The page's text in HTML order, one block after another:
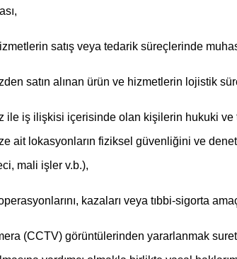
satış veya tedarik süreçlerinde
satın alınan ürün ve hizmetlerin lojistik
ile iş ilişkisi içerisinde olan kişilerin hukuki
ait lokasyonların fiziksel güvenliğini ve
mali işler v.b.),
kazaları veya tıbbi-sigorta
(CCTV) görüntülerinden yararlanmak